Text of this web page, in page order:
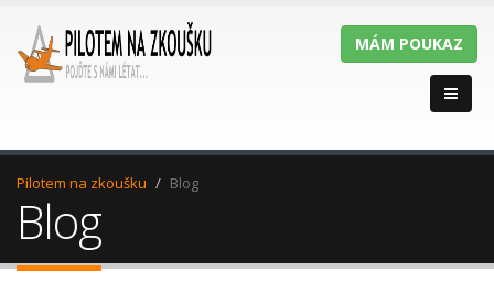
MÁM POUKAZ
Pilotem na zkoušku Blog
Blog